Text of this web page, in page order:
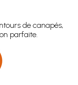
de canapés,
parfaite.